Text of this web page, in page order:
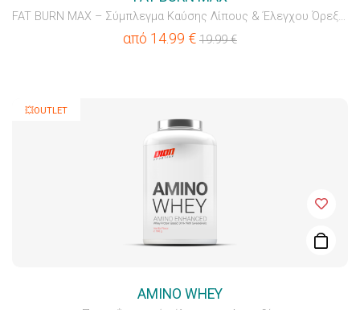
FAT BURN MAX – Σύμπλεγμα Καύσης Λίπους & Έλεγχου Όρεξης
από 14.99 € 19.99€
💥OUTLET
AMINO WHEY